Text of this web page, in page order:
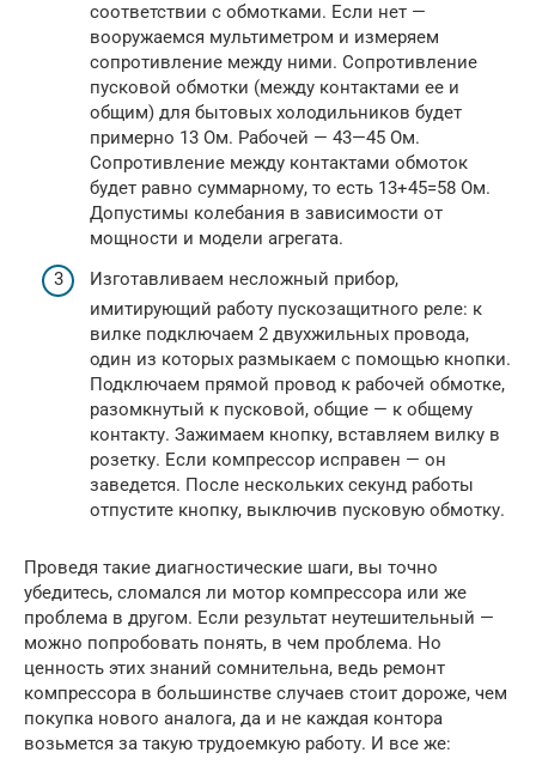
соответствии с обмотками. Если нет —
вооружаемся мультиметром и измеряем
сопротивление между ними. Сопротивление
пусковой обмотки (между контактами ее и
общим) для бытовых холодильников будет
примерно 13 Ом. Рабочей — 43—45 Ом.
Сопротивление между контактами обмоток
будет равно суммарному, то есть 13+45=58 Ом.
Допустимы колебания в зависимости от
мощности и модели агрегата.
Изготавливаем несложный прибор,
имитирующий работу пускозащитного реле: к
вилке подключаем 2 двухжильных провода,
один из которых размыкаем с помощью кнопки.
Подключаем прямой провод к рабочей обмотке,
разомкнутый к пусковой, общие — к общему
контакту. Зажимаем кнопку, вставляем вилку в
розетку. Если компрессор исправен — он
заведется. После нескольких секунд работы
отпустите кнопку, выключив пусковую обмотку.
Проведя такие диагностические шаги, вы точно
убедитесь, сломался ли мотор компрессора или же
проблема в другом. Если результат неутешительный —
можно попробовать понять, в чем проблема. Но
ценность этих знаний сомнительна, ведь ремонт
компрессора в большинстве случаев стоит дороже, чем
покупка нового аналога, да и не каждая контора
возьмется за такую трудоемкую работу. И все же: